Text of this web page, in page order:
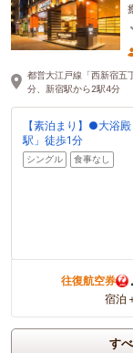
都営大江戸線「西新宿五
分、新宿駅から2駅4分
【素泊まり】●大浴
駅」徒歩1分
シングル 食事なし
往復航空券
宿泊
す